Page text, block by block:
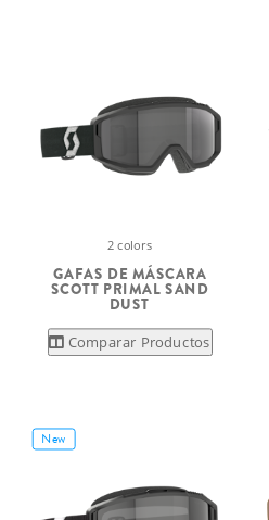
2 colors
GAFAS DE MÁSCARA
SCOTT PRIMAL SAND
DUST
Comparar Productos
New